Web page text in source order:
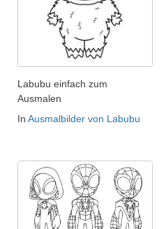
Labubu einfach zum
Ausmalen
In Ausmalbilder von Labubu